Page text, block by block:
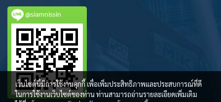
@siamnissin
เว็บไซต์นี้มีการใช้งานคุกกี้ เพื่อเพิ่มประสิทธิภาพและประสบการณ์ที่ดี
ในการใช้งานเว็บไซต์ของท่าน ท่านสามารถอ่านรายละเอียดเพิ่มเติม